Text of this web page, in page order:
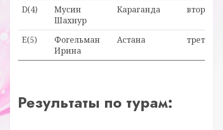
D(4)
Мусин
Шахнур
Караганда вторая
E(5)
Фогельман
Ирина
Астана третья
Результаты по турам: